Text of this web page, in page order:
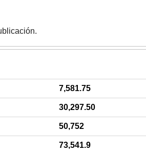
7,581.75
30,297.50
50,752
73,541.9